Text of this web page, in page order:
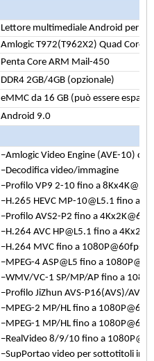
Lettore multimediale Android per
Amlogic T972(T962X2) Quad Core
Penta Core ARM Mail-450
DDR4 2GB/4GB (opzionale)
eMMC da 16 GB (può essere
Android 9.0
−Amlogic Video Engine (AVE-10)
−Decodifica video/immagine
−Profilo VP9 2-10 fino a
−H.265 HEVC MP-10@L5.1 fino a
−Profilo AVS2-P2 fino a
−H.264 AVC HP@L5.1 fino a
−H.264 MVC fino a 1080P@60fps
−MPEG-4 ASP@L5 fino a
−WMV/VC-1 SP/MP/AP fino a
−Profilo JiZhun AVS-P16(AVS)/
−MPEG-2 MP/HL fino a
−MPEG-1 MP/HL fino a
−RealVideo 8/9/10 fino a
−SupPortao video per sottotitoli in